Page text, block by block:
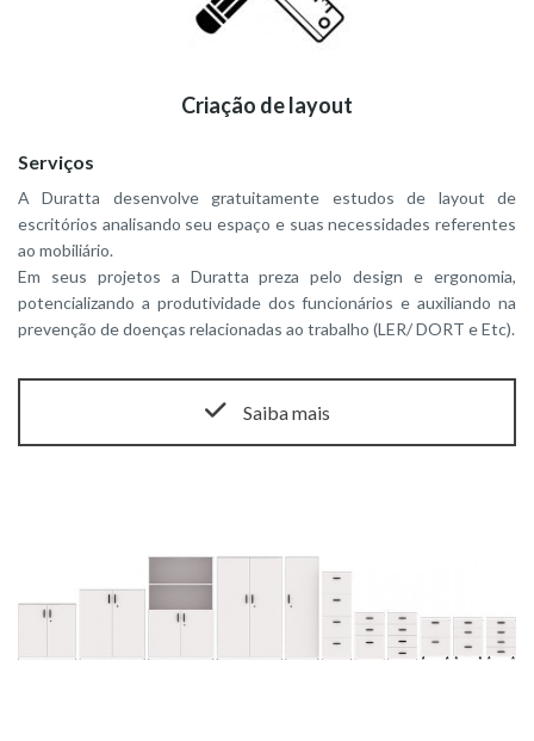
Criação de layout
Serviços
A Duratta desenvolve gratuitamente estudos de layout de
escritórios analisando seu espaço e suas necessidades referentes
ao mobiliário.
Em seus projetos a Duratta preza pelo design e ergonomia,
potencializando a produtividade dos funcionários e auxiliando na
prevenção de doenças relacionadas ao trabalho (LER/ DORT e Etc).
Saiba mais